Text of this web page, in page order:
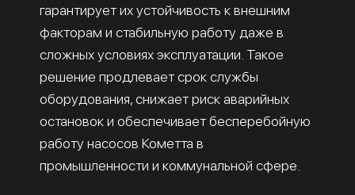
гарантирует их устойчивость к внешним
факторам и стабильную работу даже в
сложных условиях эксплуатации. Такое
решение продлевает срок службы
оборудования, снижает риск аварийных
остановок и обеспечивает бесперебойную
работу насосов Кометта в
промышленности и коммунальной сфере.